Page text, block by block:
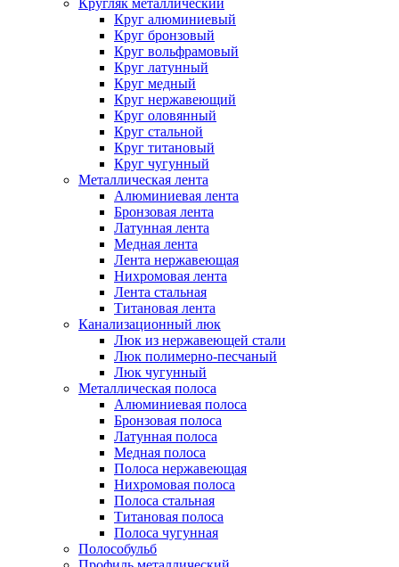
Кругляк металлический
Круг алюминиевый
Круг бронзовый
Круг вольфрамовый
Круг латунный
Круг медный
Круг нержавеющий
Круг оловянный
Круг стальной
Круг титановый
Круг чугунный
Металлическая лента
Алюминиевая лента
Бронзовая лента
Латунная лента
Медная лента
Лента нержавеющая
Нихромовая лента
Лента стальная
Титановая лента
Канализационный люк
Люк из нержавеющей стали
Люк полимерно-песчаный
Люк чугунный
Металлическая полоса
Алюминиевая полоса
Бронзовая полоса
Латунная полоса
Медная полоса
Полоса нержавеющая
Нихромовая полоса
Полоса стальная
Титановая полоса
Полоса чугунная
Полособульб